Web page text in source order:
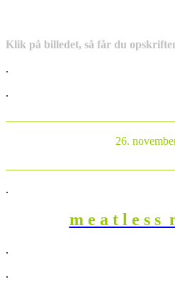
Klik på billedet, så får du
.
.
26.
.
m e a t l e s s
.
.